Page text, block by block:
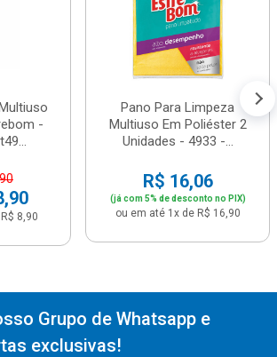
-
8,90
Pano Para Limpeza
Multiuso Em Poliéster 2
Unidades - 4933 -...
R$ 16,06
(já com 5% de desconto no PIX)
ou em até 1x de R$ 16,90
Grupo de Whatsapp e
exclusivas!